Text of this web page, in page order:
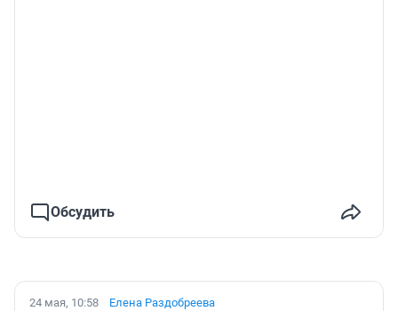
Обсудить
24 мая, 10:58 Елена Раздобреева